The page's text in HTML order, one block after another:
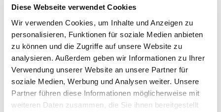
Diese Webseite verwendet Cookies
Wir verwenden Cookies, um Inhalte und Anzeigen zu
personalisieren, Funktionen für soziale Medien anbieten
zu können und die Zugriffe auf unsere Website zu
analysieren. Außerdem geben wir Informationen zu Ihrer
Verwendung unserer Website an unsere Partner für
soziale Medien, Werbung und Analysen weiter. Unsere
Partner führen diese Informationen möglicherweise mit
weiteren Daten zusammen, die Sie ihnen bereitgestellt